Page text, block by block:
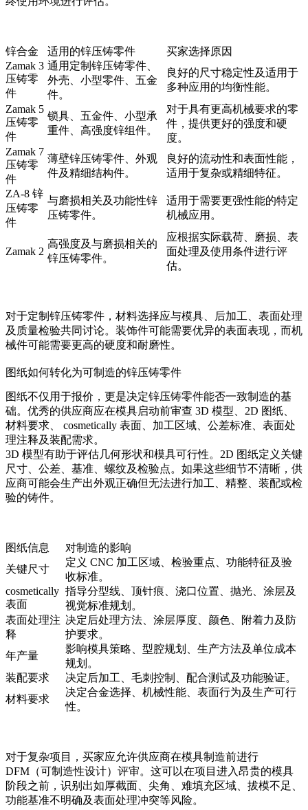
锌合金 适用的锌压铸零件
买家选择原因
Zamak 3
压铸零
件
通用定制锌压铸零件、
外壳、小型零件、五金
件。
良好的尺寸稳定性及适用于
多种应用的均衡性能。
Zamak 5
压铸零
件
锁具、五金件、小型承
重件、高强度锌组件。
对于具有更高机械要求的零
件，提供更好的强度和硬
度。
Zamak 7
压铸零
件
薄壁锌压铸零件、外观
件及精细结构件。
良好的流动性和表面性能，
适用于复杂或精细特征。
ZA-8 锌
压铸零
件
与磨损相关及功能性锌
压铸零件。
适用于需要更强性能的特定
机械应用。
Zamak 2
高强度及与磨损相关的
锌压铸零件。
应根据实际载荷、磨损、表
面处理及使用条件进行评
估。
对于定制锌压铸零件，材料选择应与模具、后加工、表面处理
及质量检验共同讨论。装饰件可能需要优异的表面表现，而机
械件可能需要更高的硬度和耐磨性。
图纸如何转化为可制造的锌压铸零件
图纸不仅用于报价，更是决定锌压铸零件能否一致制造的基
础。优秀的供应商应在模具启动前审查 3D 模型、2D 图纸、
材料要求、 cosmetically 表面、加工区域、公差标准、表面处
理注释及装配需求。
3D 模型有助于评估几何形状和模具可行性。2D 图纸定义关键
尺寸、公差、基准、螺纹及检验点。如果这些细节不清晰，供
应商可能会生产出外观正确但无法进行加工、精整、装配或检
验的铸件。
图纸信息
对制造的影响
关键尺寸
定义 CNC 加工区域、检验重点、功能特征及验
收标准。
cosmetically
表面
指导分型线、顶针痕、浇口位置、抛光、涂层及
视觉标准规划。
表面处理注
释
决定后处理方法、涂层厚度、颜色、附着力及防
护要求。
年产量
影响模具策略、型腔规划、生产方法及单位成本
规划。
装配要求
决定后加工、毛刺控制、配合测试及功能验证。
材料要求
决定合金选择、机械性能、表面行为及生产可行
性。
对于复杂项目，买家应允许供应商在模具制造前进行
DFM（可制造性设计）评审。这可以在项目进入昂贵的模具
阶段之前，识别出如厚截面、尖角、难填充区域、拔模不足、
功能基准不明确及表面处理冲突等风险。